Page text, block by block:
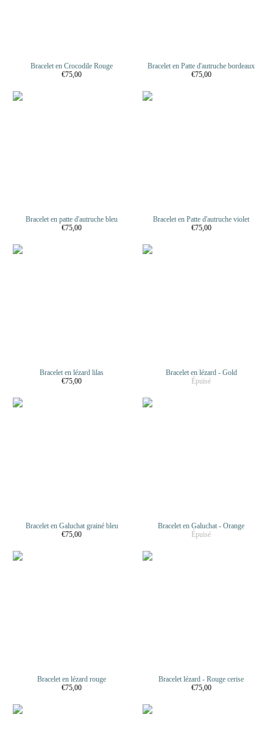
Bracelet en Crocodile Rouge
€75,00
Bracelet en Patte d'autruche bordeaux
€75,00
Bracelet en patte d'autruche bleu
€75,00
Bracelet en Patte d'autruche violet
€75,00
Bracelet en lézard lilas
€75,00
Bracelet en lézard - Gold
Épuisé
Bracelet en Galuchat grainé bleu
€75,00
Bracelet en Galuchat - Orange
Épuisé
Bracelet en lézard rouge
€75,00
Bracelet lézard - Rouge cerise
€75,00